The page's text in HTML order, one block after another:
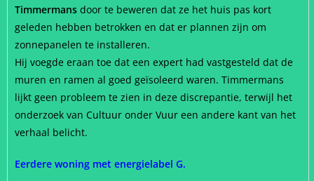
Timmermans door te beweren dat ze het huis pas kort
geleden hebben betrokken en dat er plannen zijn om
zonnepanelen te installeren.
Hij voegde eraan toe dat een expert had vastgesteld dat de
muren en ramen al goed geïsoleerd waren. Timmermans
lijkt geen probleem te zien in deze discrepantie, terwijl het
onderzoek van Cultuur onder Vuur een andere kant van het
verhaal belicht.
Eerdere woning met energielabel G.